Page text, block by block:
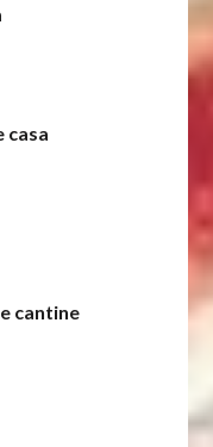
casa
cantine